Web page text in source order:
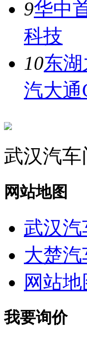
9华中
科技
10东
汽大通
武汉汽
网站地图
武汉汽
大楚汽
网站地
我要询价